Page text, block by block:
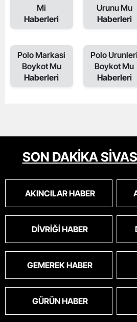
Mi
Haberleri
Urunu Mu
Haberleri
Polo Markasi
Boykot Mu
Haberleri
Polo Urunleri
Boykot Mu
Haberleri
SON DAKİKA
AKINCILAR HABER
DIVRIĞI HABER
GEMEREK HABER
GÜRÜN HABER